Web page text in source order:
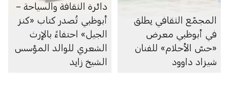
المجمّع الثقافي يطلق
في أبوظبي معرض
«حسّ الأحلام» للفنان
شيزاد داوود
دائرة الثقافة والسياحة –
أبوظبي تُصدر كتاب «كنز
الجيل» احتفاءً بالإرث
الشعري للوالد المؤسس
الشيخ زايد